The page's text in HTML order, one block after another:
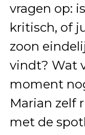
vragen op:
kritisch, of
zoon
vindt? Wat
moment
Marian zelf
met de